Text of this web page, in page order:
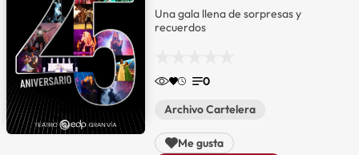
Una gala llena de sorpresas y
recuerdos
0
Archivo Cartelera
Me gusta